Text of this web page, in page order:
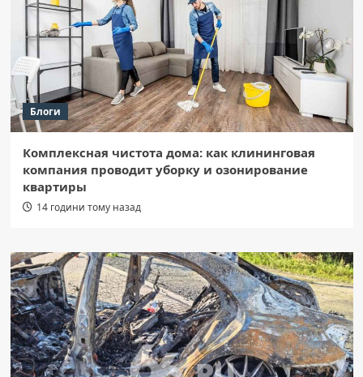
Блоги
Комплексная чистота дома: как клининговая
компания проводит уборку и озонирование
квартиры
14 години тому назад